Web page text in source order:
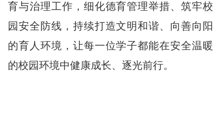
育与治理工作，细化德育管理举措、筑牢校
园安全防线，持续打造文明和谐、向善向阳
的育人环境，让每一位学子都能在安全温暖
的校园环境中健康成长、逐光前行。